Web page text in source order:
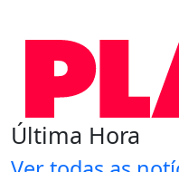
Última Hora